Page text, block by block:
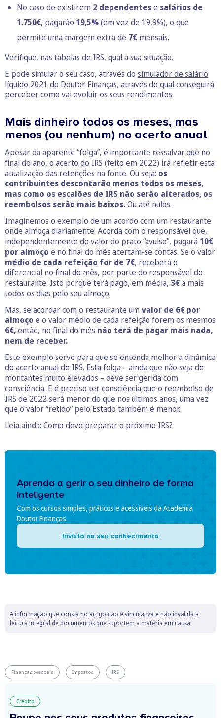
No caso de existirem 2 dependentese salários de
1.750€, pagarão 19,5%(em vez de 19,9%), o que
permite uma margem extra de 7€ mensais.
Verifique, nas tabelas de IRS, qual a sua situação.
E pode simular o seu caso, através do simulador de salário
líquido 2021 do Doutor Finanças, através do qual conseguirá
perceber como vai evoluir os seus rendimentos.
Mais dinheiro todos os meses, mas
menos (ou nenhum) no acerto anual
Apesar da aparente “folga”, é importante ressalvar que no
final do ano, o acerto do IRS (feito em 2022) irá refletir esta
atualização das retenções na fonte. Ou seja: os
contribuintes descontarão menos todos os meses,
mas como os escalões de IRS não serão alterados, os
reembolsos serão mais baixos.Ou até nulos.
Imaginemos o exemplo de um acordo com um restaurante
onde almoça diariamente. Acorda com o responsável que,
independentemente do valor do prato “avulso”, pagará 10€
por almoço e no final do mês acertam-se contas. Se o valor
médio de cada refeição for de 7€, receberá o
diferencial no final do mês, por parte do responsável do
restaurante. Isto porque terá pago, em média, 3€a mais
todos os dias pelo seu almoço.
Mas, se acordar com o restaurante um valor de 6€ por
almoço e o valor médio de cada refeição forem os mesmos
6€,então, no final do mês não terá de pagar mais nada,
nem de receber.
Este exemplo serve para que se entenda melhor a dinâmica
do acerto anual de IRS. Esta folga – ainda que não seja de
montantes muito elevados – deve ser gerida com
consciência. E é preciso ter consciência que o reembolso de
IRS de 2022 será menor do que nos últimos anos, uma vez
que o valor “retido” pelo Estado também é menor.
Leia ainda: Como devo preparar o próximo IRS?
Aprenda a gerir o seu dinheiro de forma
inteligente
Com os cursos simples, práticos e acessíveis da Academia
Doutor Finanças.
Invista no seu conhecimento
A informação que consta no artigo não é vinculativa e não invalida a
leitura integral de documentos que suportem a matéria em causa.
Finanças pessoais Impostos IRS
Crédito